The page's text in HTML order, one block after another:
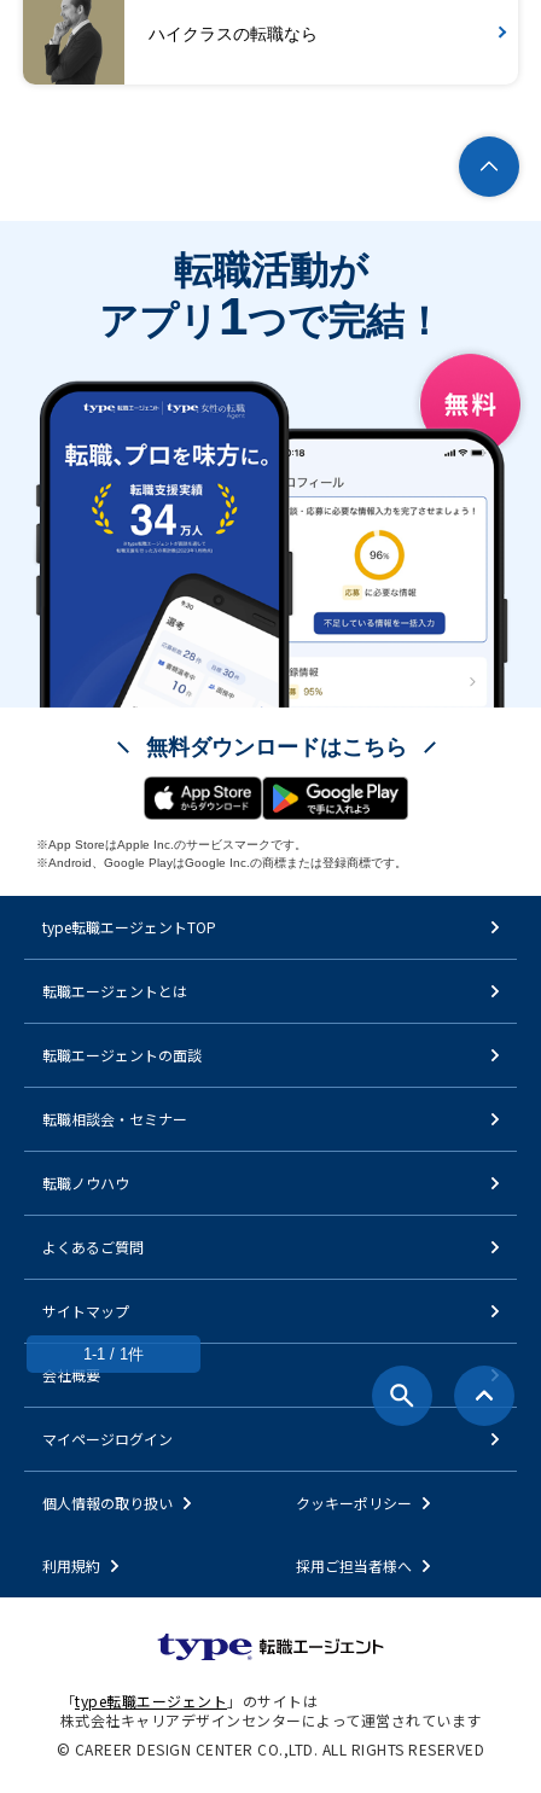
ハイクラスの転職なら
1-1 / 1件
転職活動が
アプリ 1つで完結！
無料ダウンロードはこちら
※App StoreはApple Inc.のサービスマークです。
※Android、Google PlayはGoogle Inc.の商標または登録商標です。
type転職エージェントTOP
転職エージェントとは
転職エージェントの面談
転職相談会・セミナー
転職ノウハウ
よくあるご質問
サイトマップ
会社概要
マイページログイン
個人情報の取り扱い クッキーポリシー
利用規約 採用ご担当者様へ
「type転職エージェント 」のサイトは
株式会社キャリアデザインセンターによって運営されています
© CAREER DESIGN CENTER CO.,LTD. ALL RIGHTS RESERVED